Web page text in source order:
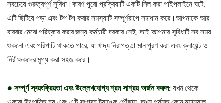
সবচেয়ে গুরুত্বপূর্ণ সুবিধা।কারণ পুরো প্রক্রিয়াটি একটি সিল করা পাইপলাইনে ঘটে,
এটি ছিটিয়ে পড়া এবং টপ টপ করার সমস্যাটি সম্পূর্ণরূপে সমাধান করে।আপনাকে আর
বারবার মেঝে পরিষ্কার করার জন্য কর্মচারী দরকার নেই, তাই আপনার সুবিধাটি সব সময়
শুকনো এবং পরিপাটি থাকতে পারে, যা খাদ্য নিরাপত্তা মান পূরণ করা এবং ক্লায়েন্ট ও
নিরীক্ষকদের মুগ্ধ করা সহজ করে।
● সম্পূর্ণ স্বয়ংক্রিয়তা এবং উল্লেখযোগ্য শ্রম সাশ্রয় অর্জন করুন: যখন থেকে